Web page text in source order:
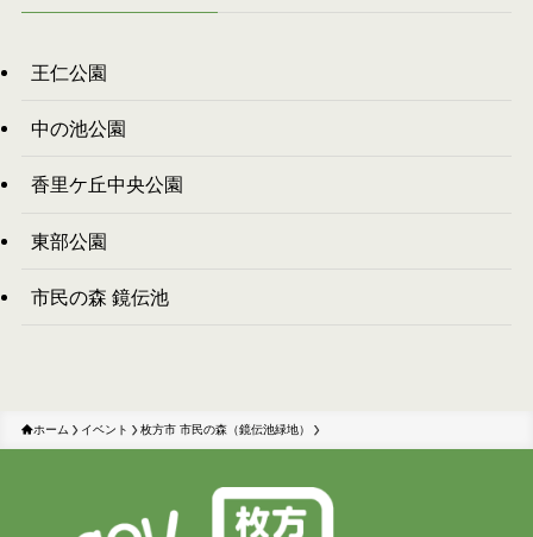
王仁公園
中の池公園
香里ケ丘中央公園
東部公園
市民の森 鏡伝池
ホーム イベント 枚方市 市民の森（鏡伝池緑地）